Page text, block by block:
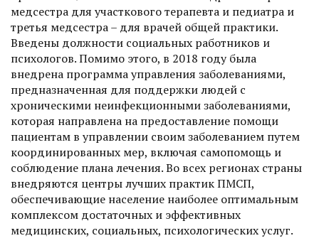
медсестра для участкового терапевта и педиатра и
третья медсест­ра – для врачей общей практики.
Введены должности социальных работников и
психологов. Помимо этого, в 2018 году была
внедрена программа управления заболеваниями,
предназначенная для поддержки людей с
хроническими неинфекционными заболеваниями,
которая направлена на предоставление помощи
пациентам в управлении своим заболеванием путем
координированных мер, включая самопомощь и
соблюдение плана лечения. Во всех регионах страны
внедряются центры лучших практик ПМСП,
обеспечивающие население наиболее оптимальным
комплексом достаточных и эффективных
медицинских, социальных, психологических услуг.